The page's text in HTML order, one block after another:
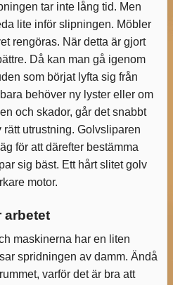
tar inte lång tid. Men
lite inför slipningen. Möbler
rengöras. När detta är gjort
Då kan man gå igenom
som börjat lyfta sig från
behöver ny lyster eller om
och skador, går det snabbt
utrustning. Golvsliparen
för att därefter bestämma
sig bäst. Ett hårt slitet golv
motor.
arbetet
maskinerna har en liten
spridningen av damm. Ändå
varför det är bra att